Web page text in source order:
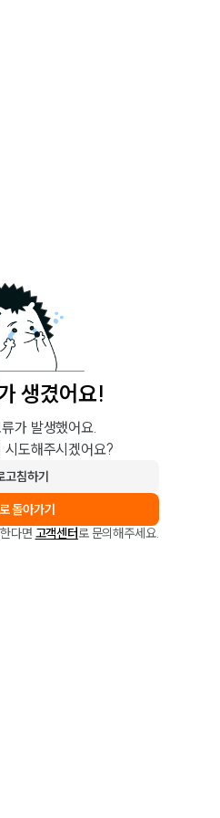
생겼어요!
가 발생했어요.
시도해주시겠어요?
고침하기
돌아가기
다면 고객센터로 문의해주세요.